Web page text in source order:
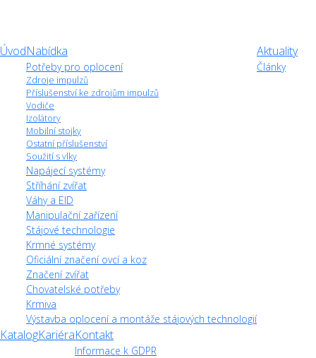
ÚvodNabídka
Potřeby pro oplocení
Zdroje impulzů
Příslušenství ke zdrojům impulzů
Vodiče
Izolátory
Mobilní stojky
Ostatní příslušenství
Soužití s vlky
Napájecí systémy
Stříhání zvířat
Váhy a EID
Manipulační zařízení
Stájové technologie
Krmné systémy
Oficiální značení ovcí a koz
Značení zvířat
Chovatelské potřeby
Krmiva
Výstavba oplocení a montáže stájových technologií
Aktuality
Články
KatalogKariéraKontakt
Informace k GDPR